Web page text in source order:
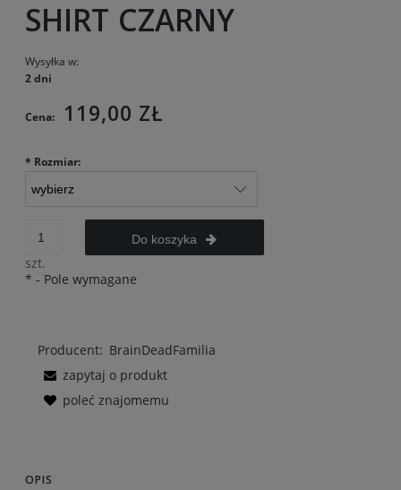
SHIRT CZARNY
Wysyłka w:
2 dni
Cena: 119,00 ZŁ
* Rozmiar:
szt.
Do koszyka
* - Pole wymagane
Producent: BrainDeadFamilia
zapytaj o produkt
poleć znajomemu
OPIS